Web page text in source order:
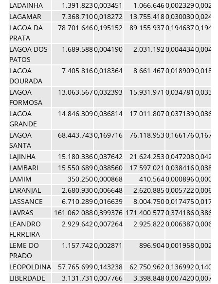
LADAINHA
1.391.8230,003451 1.066.6460,002329
LAGAMAR
7.368.7100,018272 13.755.4180,030030
LAGOA DA
PRATA
78.701.6460,195152 89.155.9370,194637
LAGOA DOS
PATOS
1.689.5880,004190 2.031.1920,004434
LAGOA
DOURADA
7.405.8160,018364 8.661.4670,018909
LAGOA
FORMOSA
13.063.5670,032393 15.931.971 0,034781
LAGOA
GRANDE
14.846.3090,036814 17.011.8070,037139
LAGOA
SANTA
68.443.7430,169716 76.118.9530,166176
LAJINHA 15.180.3360,037642 21.624.2530,047208
LAMBARI
15.550.6890,038560 17.597.021 0,038416
LAMIM
350.2500,000868 410.5640,000896
LARANJAL
2.680.9300,006648 2.620.8850,005722
LASSANCE
6.710.2890,016639 8.004.7500,017475
LAVRAS
161.062.0880,399376 171.400.5770,374186
LEANDRO
FERREIRA
2.929.6420,007264 2.925.8220,006387
LEME DO
PRADO
1.157.7420,002871 896.9040,001958
LEOPOLDINA 57.765.6990,143238 62.750.9620,136992
LIBERDADE
3.131.731 0,007766 3.398.8480,007420